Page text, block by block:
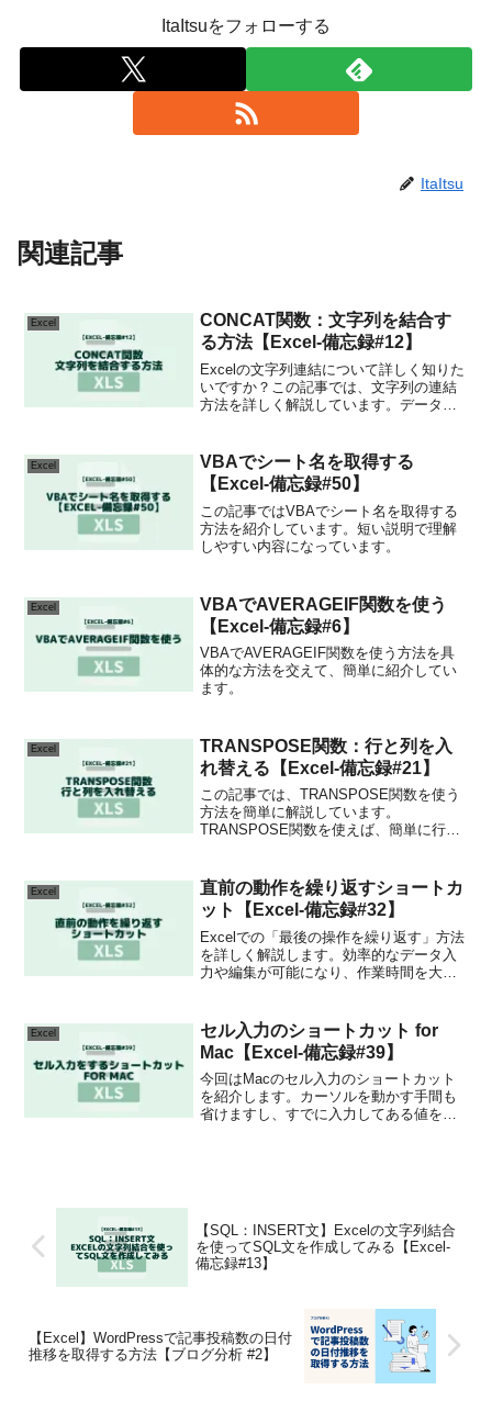
ItaItsuをフォローする
ItaItsu
関連記事
Excel
CONCAT関数：文字列を結合す
る方法【Excel-備忘録#12】
Excelの文字列連結について詳しく知りた
いですか？この記事では、文字列の連結
方法を詳しく解説しています。データ処
次のレベルに引き上げましょう！
Excel
VBAでシート名を取得する
【Excel-備忘録#50】
この記事ではVBAでシート名を取得する
方法を紹介しています。短い説明で理解
しやすい内容になっています。
Excel
VBAでAVERAGEIF関数を使う
【Excel-備忘録#6】
VBAでAVERAGEIF関数を使う方法を具
体的な方法を交えて、簡単に紹介してい
ます。
Excel
TRANSPOSE関数：行と列を入
れ替える【Excel-備忘録#21】
この記事では、TRANSPOSE関数を使う
方法を簡単に解説しています。
TRANSPOSE関数を使えば、簡単に行と
Excel
直前の動作を繰り返すショートカ
ット【Excel-備忘録#32】
Excelでの「最後の操作を繰り返す」方法
を詳しく解説します。効率的なデータ入
力や編集が可能になり、作業時間を大幅
テクニックが満載です。ぜひご覧くださ
い！
Excel
セル入力のショートカット for
Mac【Excel-備忘録#39】
今回はMacのセル入力のショートカット
を紹介します。カーソルを動かす手間も
省けますし、すでに入力してある値を消
【SQL：INSERT文】Excelの文字列結合
を使ってSQL文を作成してみる【Excel-
備忘録#13】
【Excel】WordPressで記事投稿数の日付
推移を取得する方法【ブログ分析 #2】